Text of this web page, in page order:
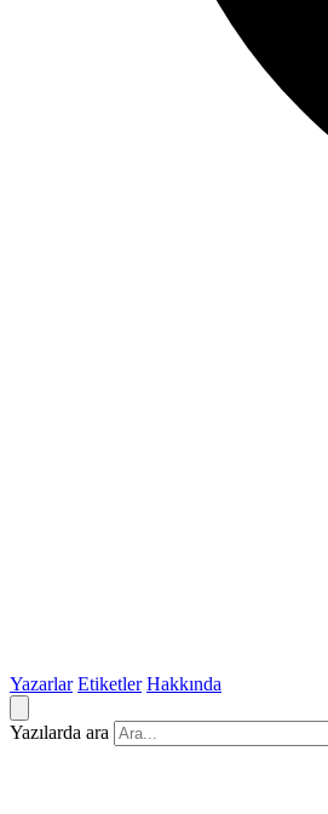
Yazarlar Etiketler Hakkında
Yazılarda ara